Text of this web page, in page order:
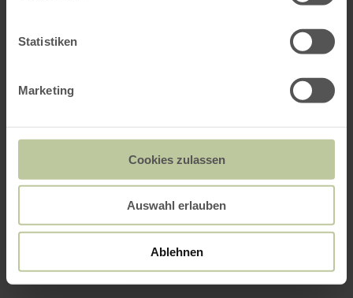
Statistiken
Marketing
Cookies zulassen
Auswahl erlauben
Ablehnen